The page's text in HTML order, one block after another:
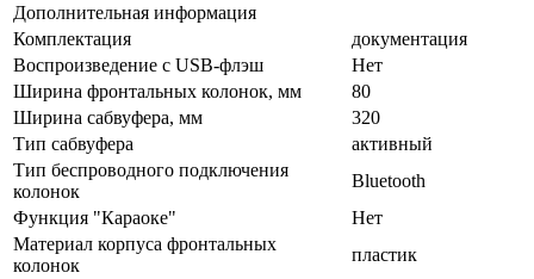
Дополнительная информация
Комплектация
документация
Воспроизведение с USB-флэш
Нет
Ширина фронтальных колонок, мм
80
Ширина сабвуфера, мм
320
Тип сабвуфера
активный
Тип беспроводного подключения
колонок
Bluetooth
Функция "Караоке"
Нет
Материал корпуса фронтальных
колонок
пластик